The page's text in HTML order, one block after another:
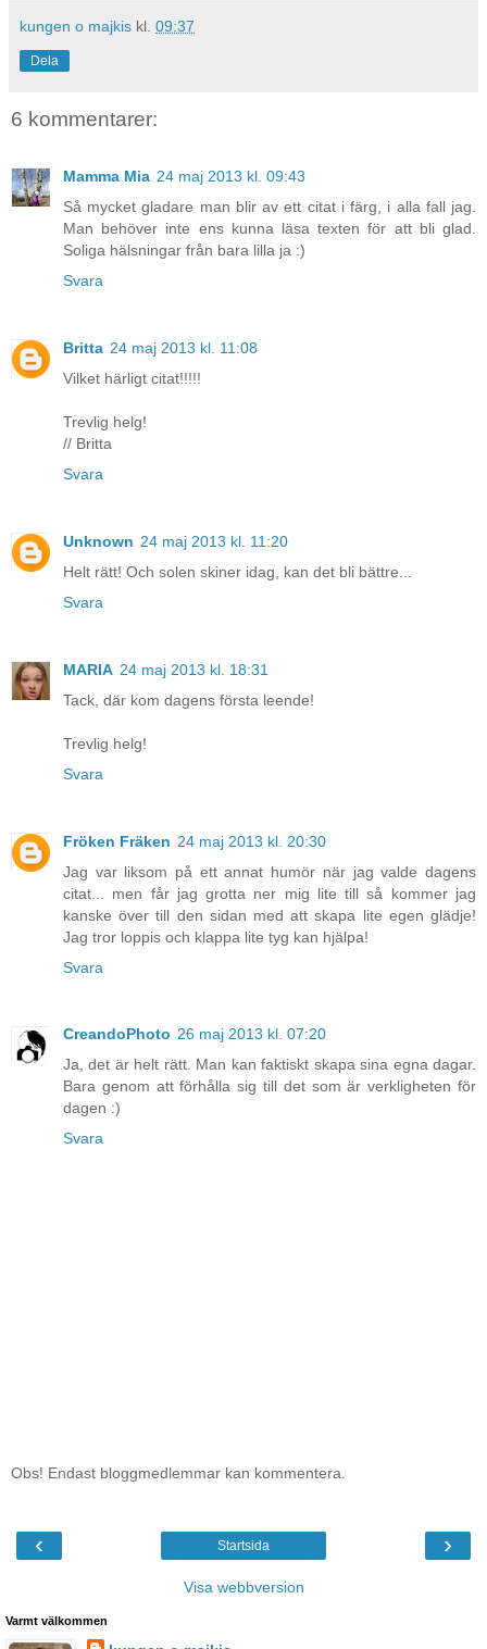
kungen o majkis kl. 09:37
Dela
6 kommentarer:
Mamma Mia 24 maj 2013 kl. 09:43
Så mycket gladare man blir av ett citat i färg, i alla fall jag.
Man behöver inte ens kunna läsa texten för att bli glad.
Soliga hälsningar från bara lilla ja :)
Svara
Britta 24 maj 2013 kl. 11:08
Vilket härligt citat!!!!!
Trevlig helg!
// Britta
Svara
Unknown 24 maj 2013 kl. 11:20
Helt rätt! Och solen skiner idag, kan det bli bättre...
Svara
MARIA 24 maj 2013 kl. 18:31
Tack, där kom dagens första leende!
Trevlig helg!
Svara
Fröken Fräken 24 maj 2013 kl. 20:30
Jag var liksom på ett annat humör när jag valde dagens
citat... men får jag grotta ner mig lite till så kommer jag
kanske över till den sidan med att skapa lite egen glädje!
Jag tror loppis och klappa lite tyg kan hjälpa!
Svara
CreandoPhoto 26 maj 2013 kl. 07:20
Ja, det är helt rätt. Man kan faktiskt skapa sina egna dagar.
Bara genom att förhålla sig till det som är verkligheten för
dagen :)
Svara
Obs! Endast bloggmedlemmar kan kommentera.
‹ ›
Startsida
Visa webbversion
Varmt välkommen